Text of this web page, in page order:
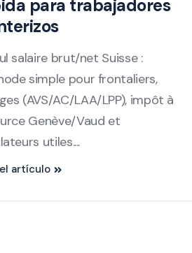
para trabajadores
salaire brut/net Suisse :
simple pour frontaliers,
(AVS/AC/LAA/LPP), impôt à
Genève/Vaud et
utiles....
artículo